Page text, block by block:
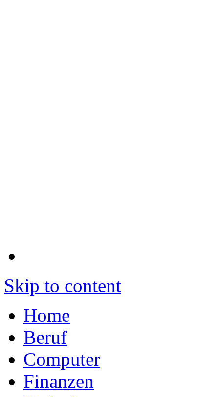
Skip to content
Home
Beruf
Computer
Finanzen